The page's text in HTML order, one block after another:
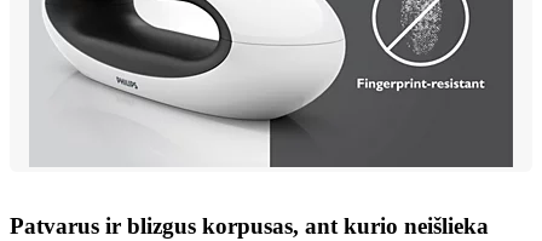
Patvarus ir blizgus korpusas, ant kurio neišlieka